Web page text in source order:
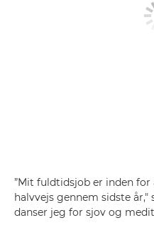
”Mit fuldtidsjob er inden
halvvejs gennem sidste
danser jeg for sjov og